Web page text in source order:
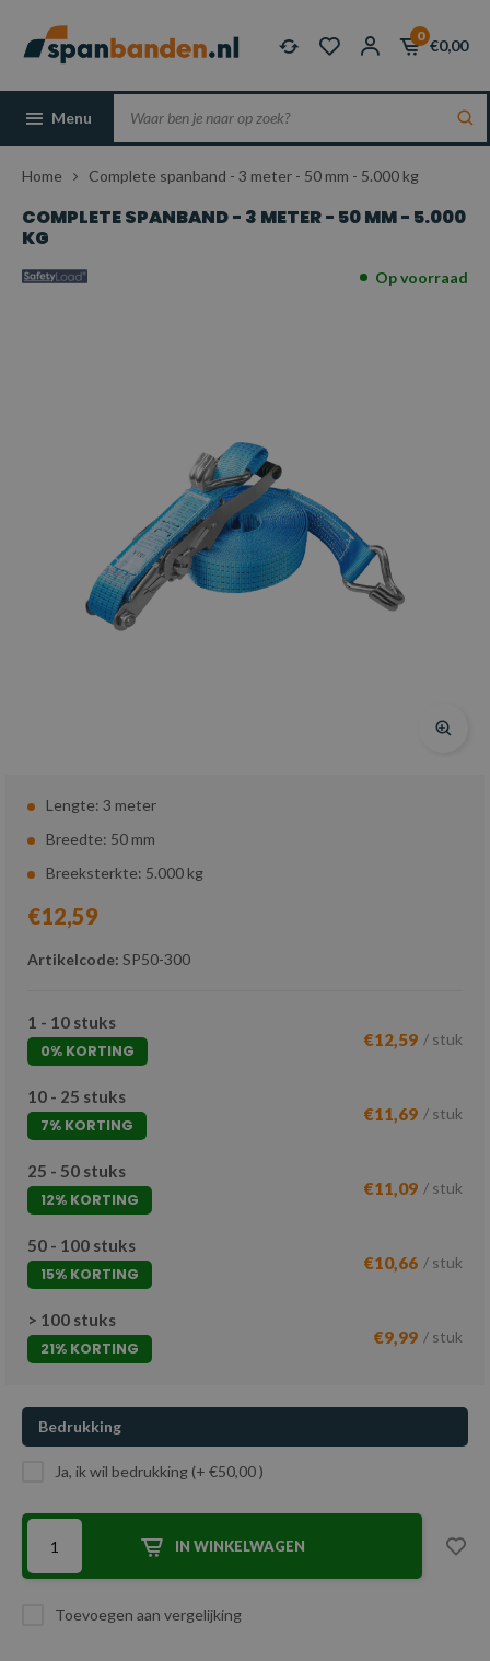
0
€0,00
Menu
Home Complete spanband - 3 meter - 50 mm - 5.000 kg
COMPLETE SPANBAND - 3 METER - 50 MM - 5.000
KG
Op voorraad
Lengte: 3 meter
Breedte: 50 mm
Breeksterkte: 5.000 kg
€12,59
Artikelcode: SP50-300
1 - 10 stuks
0% KORTING
€12,59 / stuk
10 - 25 stuks
7% KORTING
€11,69 / stuk
25 - 50 stuks
12% KORTING
€11,09 / stuk
50 - 100 stuks
15% KORTING
€10,66 / stuk
> 100 stuks
21% KORTING
€9,99 / stuk
Bedrukking
Ja, ik wil bedrukking (+ €50,00 )
IN WINKELWAGEN
Toevoegen aan vergelijking